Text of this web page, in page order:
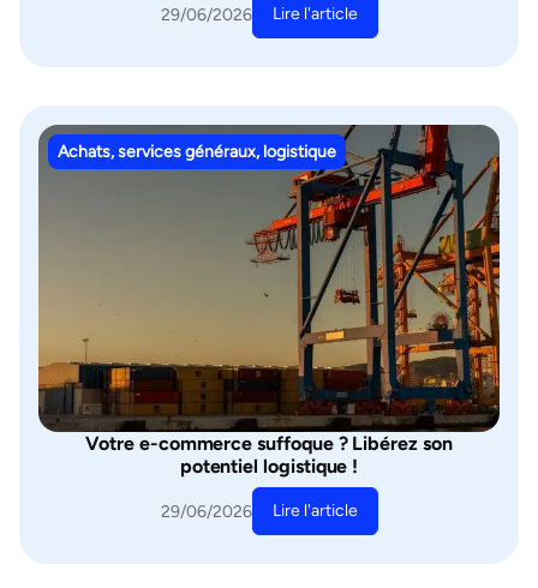
29/06/2026 Lire l'article
Achats, services généraux, logistique
Votre e-commerce suffoque ? Libérez son
potentiel logistique !
29/06/2026 Lire l'article